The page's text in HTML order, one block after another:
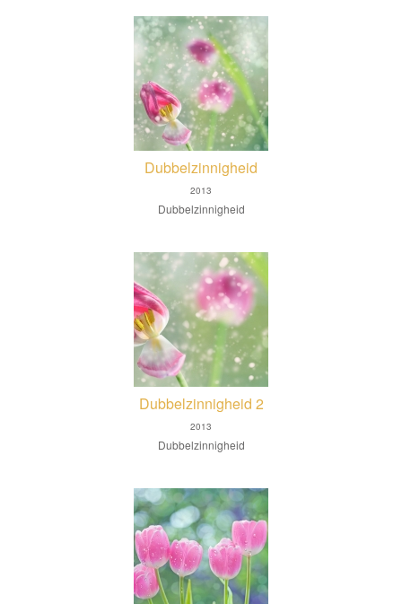
Dubbelzinnigheid
2013
Dubbelzinnigheid
Dubbelzinnigheid 2
2013
Dubbelzinnigheid